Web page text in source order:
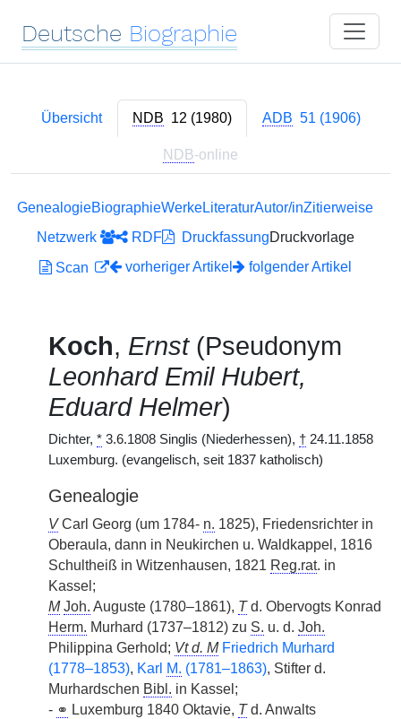
Deutsche Biographie
Übersicht NDB 12 (1980) ADB 51 (1906)
NDB-online
GenealogieBiographieWerkeLiteraturAutor/inZitierweise
Netzwerk
RDF DruckfassungDruckvorlage
Scan
vorheriger Artikel folgender Artikel
Koch, Ernst(Pseudonym
Leonhard Emil Hubert,
Eduard Helmer)
Dichter, * 3.6.1808 Singlis (Niederhessen), † 24.11.1858
Luxemburg. (evangelisch, seit 1837 katholisch)
Genealogie
VCarl Georg (um 1784- n. 1825), Friedensrichter in
Oberaula, dann in Neukirchen u. Waldkappel, 1816
Schultheiß in Witzenhausen, 1821 Reg.rat. in
Kassel;
M Joh. Auguste (1780–1861), Td. Obervogts Konrad
Herm. Murhard (1737–1812) zu S. u. d. Joh.
Philippina Gerhold; Vt d. M Friedrich Murhard
(1778–1853), Karl M. (1781–1863), Stifter d.
Murhardschen Bibl. in Kassel;
- ⚭ Luxemburg 1840 Oktavie, Td. Anwalts